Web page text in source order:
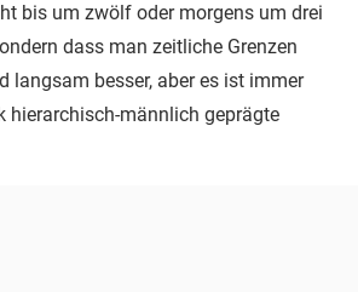
bis um zwölf oder morgens um drei
dass man zeitliche Grenzen
langsam besser, aber es ist immer
hierarchisch-männlich geprägte